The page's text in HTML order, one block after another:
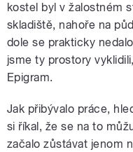
kostel byl v žalostném
skladiště, nahoře na
dole se prakticky
jsme ty prostory
Epigram.
Jak přibývalo práce,
si říkal, že se na to
začalo zůstávat jenom